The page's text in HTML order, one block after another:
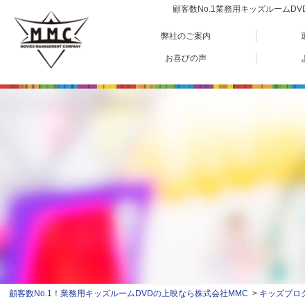
顧客数No.1業務用キッズルーム
弊社のご案内
お喜びの声
顧客数No.1！業務用キッズルームDVDの上映なら株式会社MMC キッズブロ